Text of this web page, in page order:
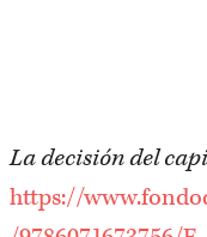
La decisión del
https://